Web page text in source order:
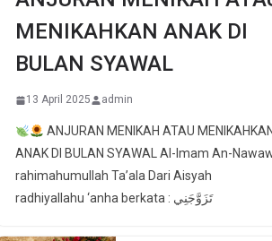
MENIKAHKAN ANAK DI
BULAN SYAWAL
13 April 2025 admin
ANJURAN MENIKAH ATAU MENIKAHKAN
ANAK DI BULAN SYAWAL Al-Imam An-
rahimahumullah Ta’ala Dari Aisyah
radhiyallahu ‘anha berkata : تَزَوَّجَنِي